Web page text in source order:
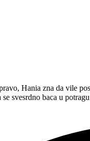
Hania zna da vile
svesrdno baca u